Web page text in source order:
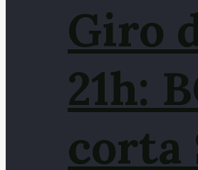
Giro
21h:
corta